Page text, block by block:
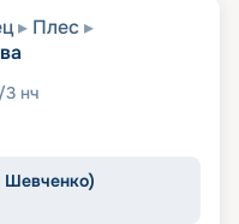
Плес
/3 нч
Шевченко)